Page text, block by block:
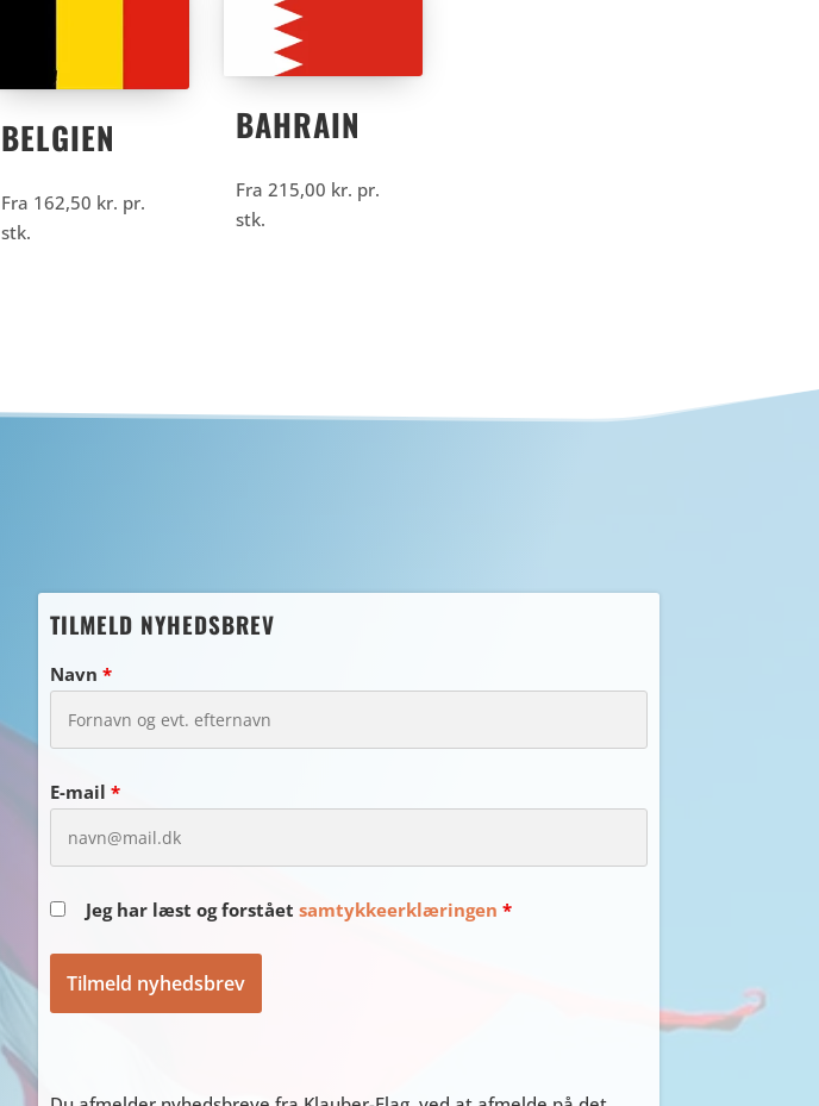
BELGIEN
Fra 162,50 kr. pr.
stk.
BAHRAIN
Fra 215,00 kr. pr.
stk.
TILMELD NYHEDSBREV
Navn*
E-mail*
Jeg har læst og forståetsamtykkeerklæringen *